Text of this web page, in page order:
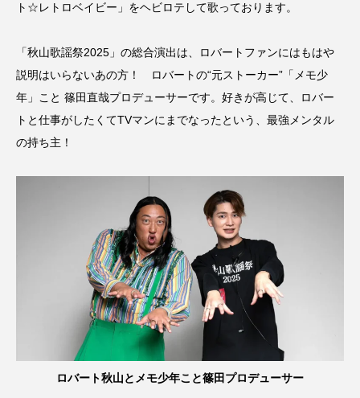
ト☆レトロベイビー」をヘビロテして歌っております。
「秋山歌謡祭2025」の総合演出は、ロバートファンにはもはや
説明はいらないあの方！ ロバートの“元ストーカー”「メモ少
年」こと 篠田直哉プロデューサーです。好きが高じて、ロバー
トと仕事がしたくてTVマンにまでなったという、最強メンタル
の持ち主！
ロバート秋山とメモ少年こと篠田プロデューサー